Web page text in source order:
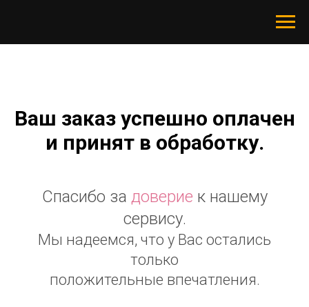
Ваш заказ успешно оплачен
и принят в обработку.
Спасибо за доверие к нашему
сервису.
Мы надеемся, что у Вас остались
только
положительные впечатления.